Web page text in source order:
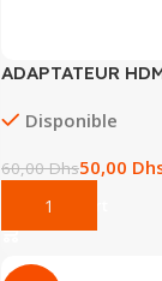
ADAPTATEUR
Disponible
60,00Dhs50,00
Add To Cart